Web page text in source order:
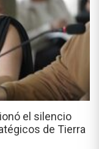
el silencio
de Tierra